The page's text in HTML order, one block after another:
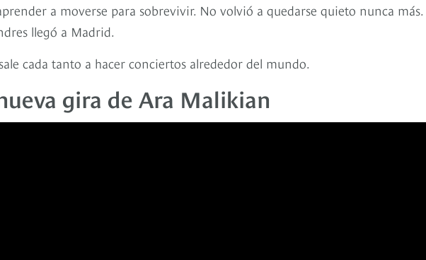
a moverse para sobrevivir. No volvió a quedarse quieto nunca
llegó a Madrid.
cada tanto a hacer conciertos alrededor del mundo.
gira de Ara Malikian